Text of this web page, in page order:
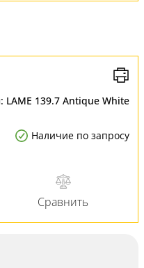
LAME 139.7 Antique White
Наличие по запросу